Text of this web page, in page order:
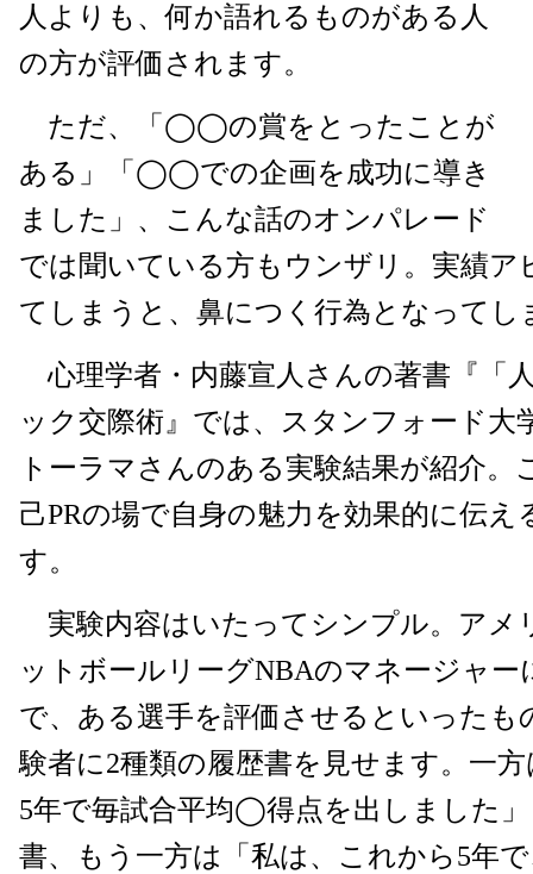
人よりも、何か語れるものがある人
の方が評価されます。
ただ、「◯◯の賞をとったことが
ある」「◯◯での企画を成功に導き
ました」、こんな話のオンパレード
では聞いている方もウンザリ。実績ア
てしまうと、鼻につく行為となってし
心理学者・内藤宣人さんの著書『「
ック交際術』では、スタンフォード大
トーラマさんのある実験結果が紹介。
己PRの場で自身の魅力を効果的に伝
す。
実験内容はいたってシンプル。アメ
ットボールリーグNBAのマネージャ
で、ある選手を評価させるといったも
験者に2種類の履歴書を見せます。一
5年で毎試合平均◯得点を出しました
書、もう一方は「私は、これから5年